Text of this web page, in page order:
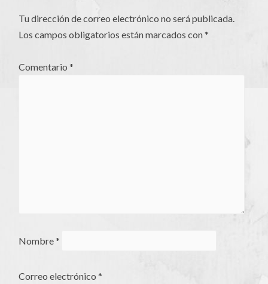
Tu dirección de correo electrónico no será publicada.
Los campos obligatorios están marcados con*
Comentario*
Nombre*
Correo electrónico*